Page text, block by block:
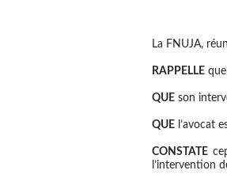
La FNUJA,
RAPPELLE
QUE son
QUE l’avocat
CONSTATE
l’intervention